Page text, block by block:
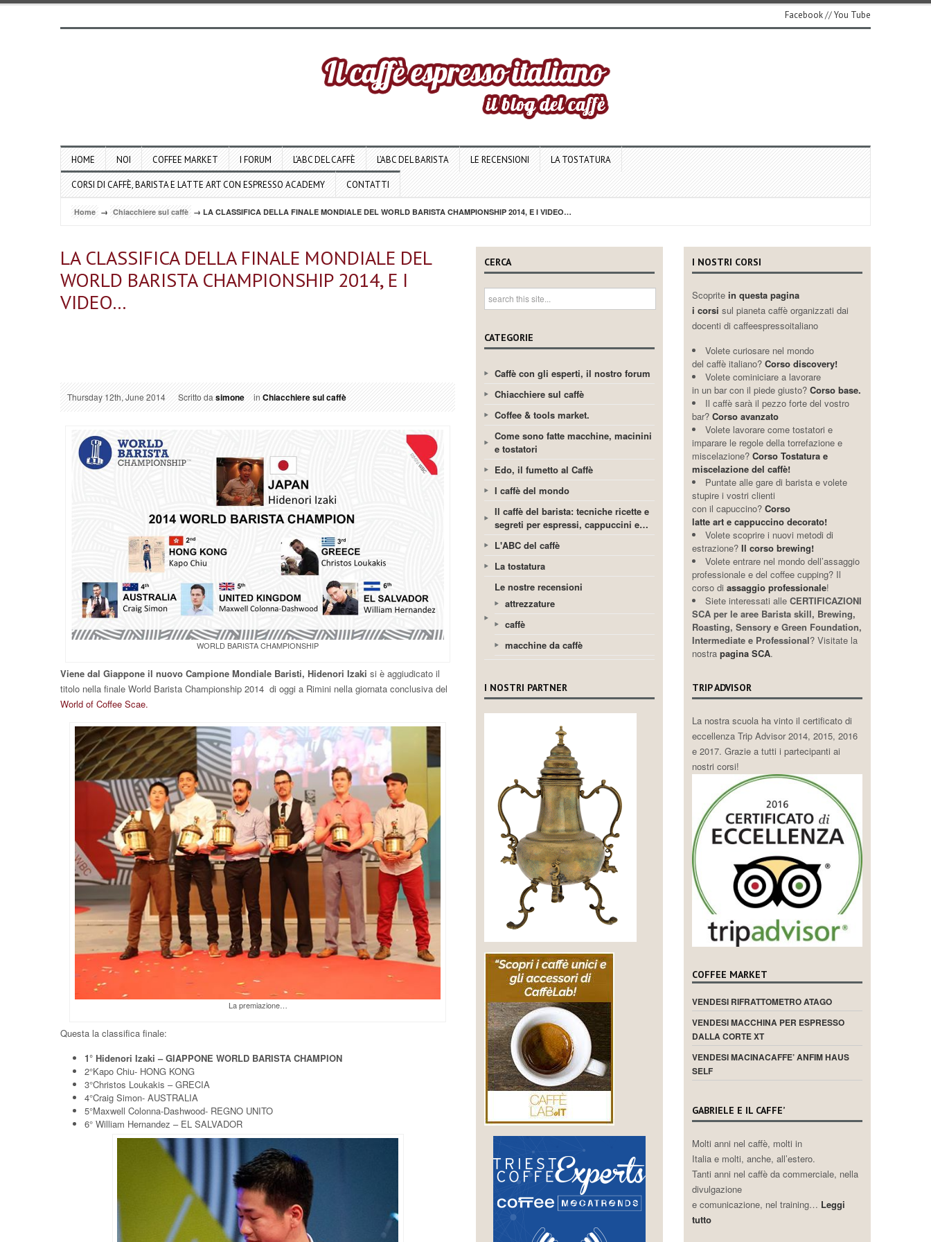
Facebook//You Tube
HOME NOI COFFEE MARKET I FORUM L’ABC DEL CAFFÈ L’ABC DEL BARISTA LE RECENSIONI LA TOSTATURA
CORSI DI CAFFÈ, BARISTA E LATTE ART CON ESPRESSO ACADEMY CONTATTI
Home → Chiacchiere sul caffè → LA CLASSIFICA DELLA FINALE MONDIALE DEL WORLD BARISTA CHAMPIONSHIP 2014, E I VIDEO…
LA CLASSIFICA DELLA FINALE MONDIALE DEL
WORLD BARISTA CHAMPIONSHIP 2014, E I
VIDEO…
Thursday 12th, June 2014 Scritto dasimone inChiacchiere sul caffè
WORLD BARISTA CHAMPIONSHIP
Viene dal Giappone il nuovo Campione Mondiale Baristi, Hidenori Izaki si è aggiudicato il
titolo nella finale World Barista Championship 2014 di oggi a Rimini nella giornata conclusiva del
World of Coffee Scae.
La premiazione…
Questa la classifica finale:
1° Hidenori Izaki – GIAPPONE WORLD BARISTA CHAMPION
2°Kapo Chiu- HONG KONG
3°Christos Loukakis – GRECIA
4°Craig Simon- AUSTRALIA
5°Maxwell Colonna-Dashwood- REGNO UNITO
6° William Hernandez – EL SALVADOR
CERCA
CATEGORIE
Caffè con gli esperti, il nostro forum
Chiacchiere sul caffè
Coffee & tools market.
Come sono fatte macchine, macinini
e tostatori
Edo, il fumetto al Caffè
I caffè del mondo
Il caffè del barista: tecniche ricette e
segreti per espressi, cappuccini e…
L'ABC del caffè
La tostatura
Le nostre recensioni
attrezzature
caffè
macchine da caffè
I NOSTRI PARTNER
I NOSTRI CORSI
Scoprite in questa pagina
i corsi sul pianeta caffè organizzati dai
docenti di caffeespressoitaliano
Volete curiosare nel mondo
del caffè italiano?Corso discovery!
Volete cominiciare a lavorare
in un bar con il piede giusto? Corso base.
Il caffè sarà il pezzo forte del vostro
bar? Corso avanzato
Volete lavorare come tostatori e
imparare le regole della torrefazione e
miscelazione? Corso Tostatura e
miscelazione del caffè!
Puntate alle gare di barista e volete
stupire i vostri clienti
con il capuccino? Corso
latte art e cappuccino decorato!
Volete scoprire i nuovi metodi di
estrazione? Il corso brewing!
Volete entrare nel mondo dell’assaggio
professionale e del coffee cupping? Il
corso di assaggio professionale!
Siete interessati alle CERTIFICAZIONI
SCA per le aree Barista skill, Brewing,
Roasting, Sensory e Green Foundation,
Intermediate e Professional? Visitate la
nostra pagina SCA.
TRIP ADVISOR
La nostra scuola ha vinto il certificato di
eccellenza Trip Advisor 2014, 2015, 2016
e 2017. Grazie a tutti i partecipanti ai
nostri corsi!
COFFEE MARKET
VENDESI RIFRATTOMETRO ATAGO
VENDESI MACCHINA PER ESPRESSO
DALLA CORTE XT
VENDESI MACINACAFFE’ ANFIM HAUS
SELF
GABRIELE E IL CAFFE’
Molti anni nel caffè, molti in
Italia e molti, anche, all’estero.
Tanti anni nel caffè da commerciale, nella
divulgazione
e comunicazione, nel training… Leggi
tutto